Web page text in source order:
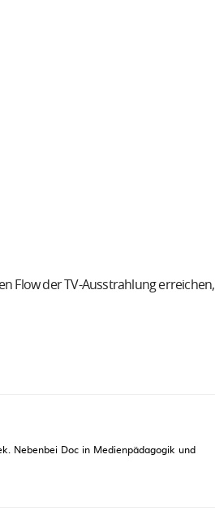
Flow der TV-Ausstrahlung erreichen,
Nebenbei Doc in Medienpädagogik und